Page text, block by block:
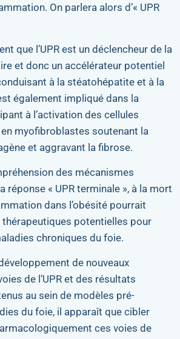
On parlera alors d’« UPR
que l’UPR est un déclencheur de la
et donc un accélérateur potentiel
à la stéatohépatite et à la
également impliqué dans la
à l’activation des cellules
myofibroblastes soutenant la
et aggravant la fibrose.
des mécanismes
réponse « UPR terminale », à la mort
dans l’obésité pourrait
potentielles pour
chroniques du foie.
de nouveaux
de l’UPR et des résultats
au sein de modèles pré-
du foie, il apparaît que cibler
ces voies de